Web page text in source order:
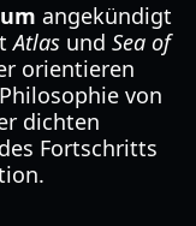
angekündigt
Atlas und Sea of
orientieren
von
dichten
Fortschritts